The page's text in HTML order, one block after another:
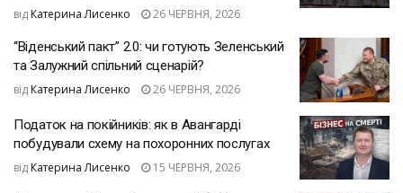
від Катерина Лисенко 26 ЧЕРВНЯ, 2026
“Віденський пакт” 2.0: чи готують Зеленський
та Залужний спільний сценарій?
від Катерина Лисенко 26 ЧЕРВНЯ, 2026
Податок на покійників: як в Авангарді
побудували схему на похоронних послугах
від Катерина Лисенко 15 ЧЕРВНЯ, 2026